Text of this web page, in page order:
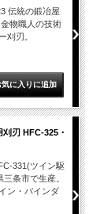
伝統の鍛冶屋
物職人の技術
刈刃。
刃 HFC-325・
331(ツイン駆
条市で生産。
ン・バインダ